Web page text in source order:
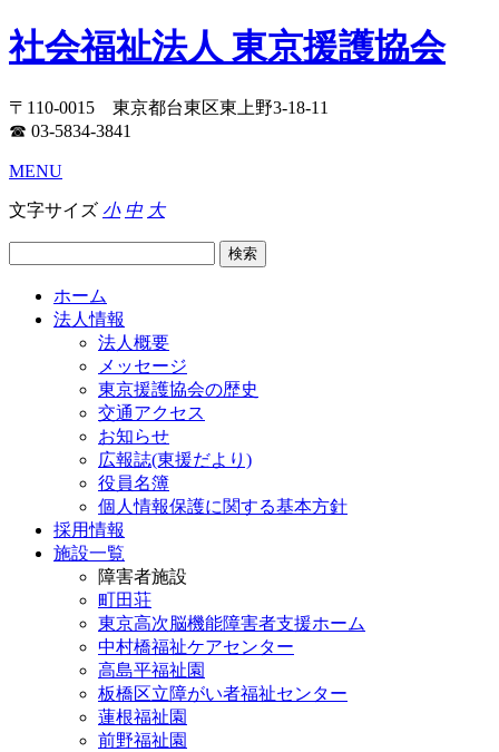
社会福祉法人 東京援護協会
〒110-0015 東京都台東区東上野3-18-11
☎ 03-5834-3841
MENU
文字サイズ 小 中 大
ホーム
法人情報
法人概要
メッセージ
東京援護協会の歴史
交通アクセス
お知らせ
広報誌(東援だより)
役員名簿
個人情報保護に関する基本方針
採用情報
施設一覧
障害者施設
町田荘
東京高次脳機能障害者支援ホーム
中村橋福祉ケアセンター
高島平福祉園
板橋区立障がい者福祉センター
蓮根福祉園
前野福祉園